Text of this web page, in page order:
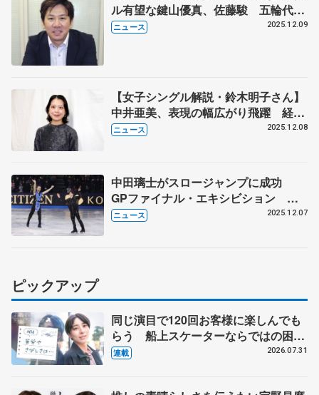
ル有望な鍵山優真、佐藤駿 五輪代表
３枠目争いは三浦佳生か友野一希か
ニュース 2025.12.09
【女子シングル解説・鈴木明子さん】
中井亜美、表現の幅広がり飛躍 経験
生かした坂本花織
ニュース 2025.12.08
中田璃士がスロージャンプに成功
GPファイナル・エキシビション り
くりゅう迫力の滑り 中井亜美、鍵山
ニュース 2025.12.07
ピックアップ
同じ演目で120回お客様に楽しんでも
らう 船上スケーターならではの困難
とは 影響あったPIW前キャプテン松
連載 2026.07.31